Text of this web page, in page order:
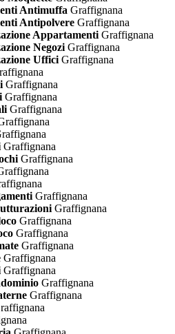
Antimuffa Graffignana
Antipolvere Graffignana
Appartamenti Graffignana
Negozi Graffignana
Uffici Graffignana
Graffignana
Graffignana
Graffignana
Graffignana
Graffignana
Graffignana
Graffignana
Graffignana
Graffignana
Graffignana
Graffignana
Graffignana
Graffignana
Graffignana